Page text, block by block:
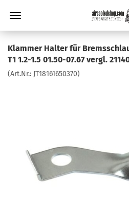
Klammer Halter für
T1 1.2-1.5 01.50-07.67 vergl.
(Art.Nr.: JT18161650370)